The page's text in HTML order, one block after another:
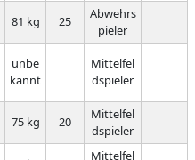
81 kg 25
Abwehrs
pieler
unbe
kannt
Mittelfel
dspieler
75 kg 20
Mittelfel
dspieler
Mittelfel